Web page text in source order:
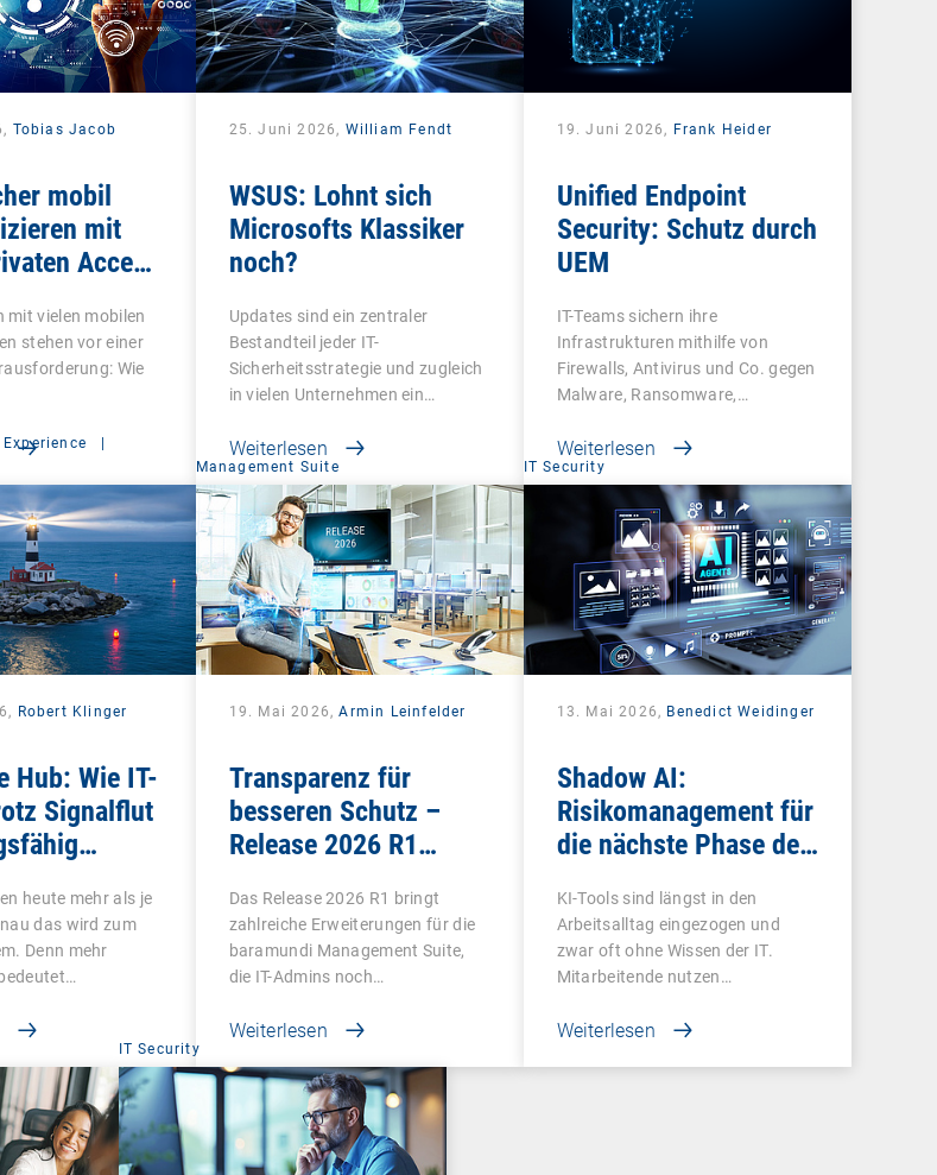
Tobias Jacob
mobil
mit
Access
mit vielen mobilen
stehen vor einer
Wie
25. Juni 2026, William Fendt
WSUS: Lohnt sich
Microsofts Klassiker
noch?
Updates sind ein zentraler
Bestandteil jeder IT-
Sicherheitsstrategie und zugleich
in vielen Unternehmen ein…
Weiterlesen
19. Juni 2026, Frank Heider
Unified Endpoint
Security: Schutz durch
UEM
IT-Teams sichern ihre
Infrastrukturen mithilfe von
Firewalls, Antivirus und Co. gegen
Malware, Ransomware,…
Weiterlesen
|
Robert Klinger
Hub: Wie IT-
Signalflut
heute mehr als je
das wird zum
Denn mehr
Management Suite
19. Mai 2026,Armin Leinfelder
Transparenz für
besseren Schutz –
Release 2026 R1
Bereiche
Das Release 2026 R1 bringt
zahlreiche Erweiterungen für die
baramundi Management Suite,
die IT-Admins noch…
Weiterlesen
IT Security
13. Mai 2026, Benedict Weidinger
Shadow AI:
Risikomanagement für
die nächste Phase der
KI-Tools sind längst in den
Arbeitsalltag eingezogen und
zwar oft ohne Wissen der IT.
Mitarbeitende nutzen…
Weiterlesen
IT Security